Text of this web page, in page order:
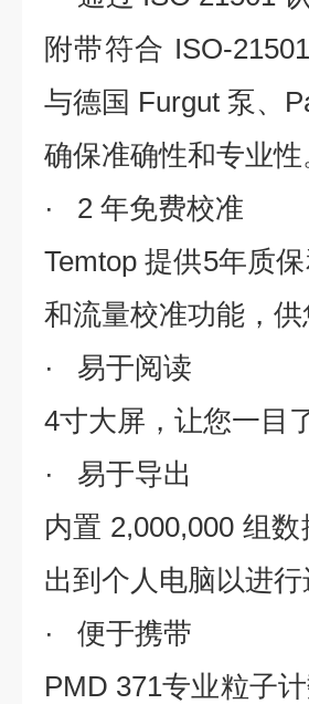
附带符合 ISO-
与德国 Furgut 泵、
确保准确性和专业性
· 2 年免费校准
Temtop 提供5年质
和流量校准功能，
· 易于阅读
4寸大屏，让您一目
· 易于导出
内置 2,000,000 组
出到个人电脑以进行
· 便于携带
PMD 371专业粒子